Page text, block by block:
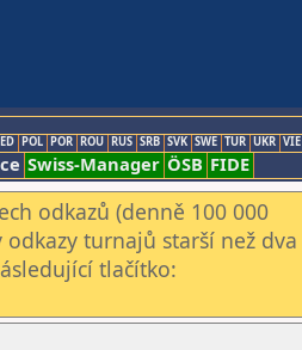
POL POR ROU RUS SRB SVK SWE TUR UKR VIE
Swiss-Manager ÖSB FIDE
odkazů (denně 100 000
turnajů starší než dva
tlačítko: